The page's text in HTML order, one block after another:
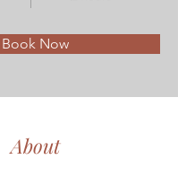
Book Now
About